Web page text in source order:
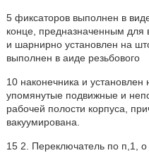
5 фиксаторов выполнен в
конце, предназначенным для
и шарнирно установлен на
выполнен в аиде резьбового
10 наконечника и
упомянутые подвижные и
рабочей полости корпуса,
вакуумирована.
15 2. Переключатель по п,1,